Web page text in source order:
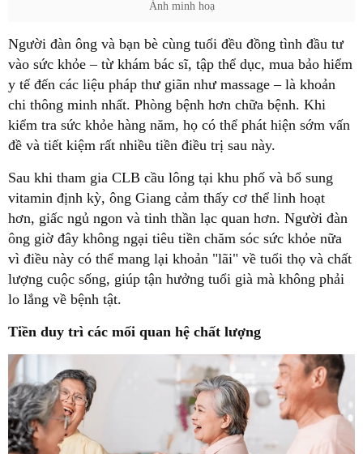
Ảnh minh hoạ
Người đàn ông và bạn bè cùng tuổi đều đồng tình đầu tư
vào sức khỏe – từ khám bác sĩ, tập thể dục, mua bảo hiểm
y tế đến các liệu pháp thư giãn như massage – là khoản
chi thông minh nhất. Phòng bệnh hơn chữa bệnh. Khi
kiểm tra sức khỏe hàng năm, họ có thể phát hiện sớm vấn
đề và tiết kiệm rất nhiều tiền điều trị sau này.
Sau khi tham gia CLB cầu lông tại khu phố và bổ sung
vitamin định kỳ, ông Giang cảm thấy cơ thể linh hoạt
hơn, giấc ngủ ngon và tinh thần lạc quan hơn. Người đàn
ông giờ đây không ngại tiêu tiền chăm sóc sức khỏe nữa
vì điều này có thể mang lại khoản "lãi" về tuổi thọ và chất
lượng cuộc sống, giúp tận hưởng tuổi già mà không phải
lo lắng về bệnh tật.
Tiền duy trì các mối quan hệ chất lượng